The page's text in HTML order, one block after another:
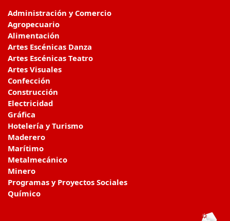
Administración y Comercio
Agropecuario
Alimentación
Artes Escénicas Danza
Artes Escénicas Teatro
Artes Visuales
Confección
Construcción
Electricidad
Gráfica
Hotelería y Turismo
Maderero
Marítimo
Metalmecánico
Minero
Programas y Proyectos Sociales
Químico